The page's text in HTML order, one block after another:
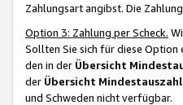
Zahlungsart angibst. Die
Option 3: Zahlung per Scheck.
Sollten Sie sich für diese Option
den in der Übersicht
der Übersicht
und Schweden nicht verfügbar.